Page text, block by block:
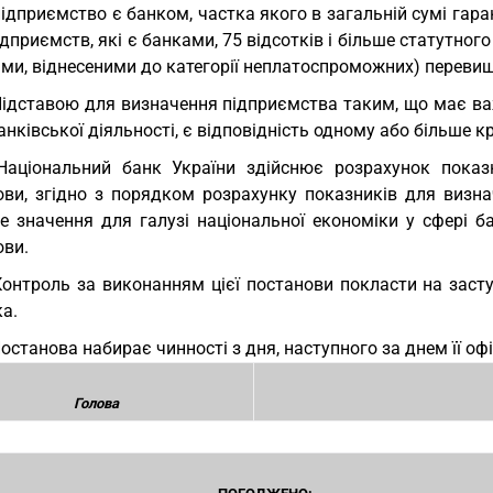
є банком, частка якого в загальній сумі
які є банками, 75 відсотків і більше
віднесеними до категорії неплатоспроможних)
для визначення підприємства таким, що має
діяльності, є відповідність одному або більше
банк України здійснює розрахунок
згідно з порядком розрахунку показників для
значення для галузі національної економіки у сфері
за виконанням цієї постанови покласти на
набирає чинності з дня, наступного за днем її
Голова